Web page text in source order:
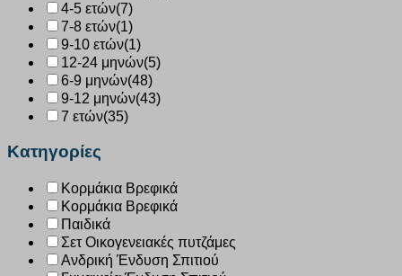
4-5 ετών(7)
7-8 ετών(1)
9-10 ετών(1)
12-24 μηνών(5)
6-9 μηνών(48)
9-12 μηνών(43)
7 ετών(35)
Κατηγορίες
Κορμάκια Βρεφικά
Κορμάκια Βρεφικά
Παιδικά
Σετ Οικογενειακές πυτζάμες
Ανδρική Ένδυση Σπιτιού